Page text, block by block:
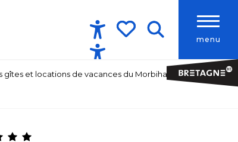
menu
Accessibilité
gîtes et locations de vacances du Morbihan